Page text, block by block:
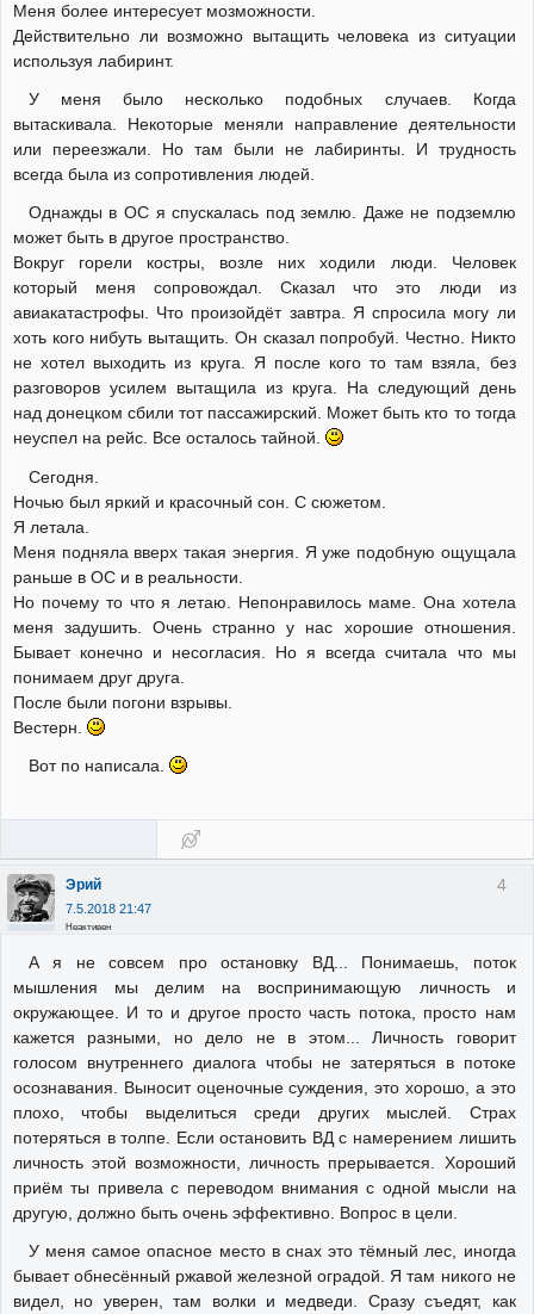
Меня более интересует мозможности.
Действительно ли возможно вытащить человека из ситуации
используя лабиринт.
У меня было несколько подобных случаев. Когда
вытаскивала. Некоторые меняли направление деятельности
или переезжали. Но там были не лабиринты. И трудность
всегда была из сопротивления людей.
Однажды в ОС я спускалась под землю. Даже не подземлю
может быть в другое пространство.
Вокруг горели костры, возле них ходили люди. Человек
который меня сопровождал. Сказал что это люди из
авиакатастрофы. Что произойдёт завтра. Я спросила могу ли
хоть кого нибуть вытащить. Он сказал попробуй. Честно. Никто
не хотел выходить из круга. Я после кого то там взяла, без
разговоров усилем вытащила из круга. На следующий день
над донецком сбили тот пассажирский. Может быть кто то тогда
неуспел на рейс. Все осталось тайной.
Сегодня.
Ночью был яркий и красочный сон. С сюжетом.
Я летала.
Меня подняла вверх такая энергия. Я уже подобную ощущала
раньше в ОС и в реальности.
Но почему то что я летаю. Непонравилось маме. Она хотела
меня задушить. Очень странно у нас хорошие отношения.
Бывает конечно и несогласия. Но я всегда считала что мы
понимаем друг друга.
После были погони взрывы.
Вестерн.
Вот по написала.
4
Эрий
7.5.2018 21:47
Неактивен
А я не совсем про остановку ВД... Понимаешь, поток
мышления мы делим на воспринимающую личность и
окружающее. И то и другое просто часть потока, просто нам
кажется разными, но дело не в этом... Личность говорит
голосом внутреннего диалога чтобы не затеряться в потоке
осознавания. Выносит оценочные суждения, это хорошо, а это
плохо, чтобы выделиться среди других мыслей. Страх
потеряться в толпе. Если остановить ВД с намерением лишить
личность этой возможности, личность прерывается. Хороший
приём ты привела с переводом внимания с одной мысли на
другую, должно быть очень эффективно. Вопрос в цели.
У меня самое опасное место в снах это тёмный лес, иногда
бывает обнесённый ржавой железной оградой. Я там никого не
видел, но уверен, там волки и медведи. Сразу съедят, как